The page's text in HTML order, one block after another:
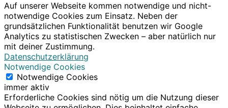
Auf unserer Webseite kommen notwendige und nicht-
notwendige Cookies zum Einsatz. Neben der
grundsätzlichen Funktionalität benutzen wir Google
Analytics zu statistischen Zwecken – aber natürlich nur
mit deiner Zustimmung.
Datenschutzerklärung
Notwendige Cookies
Notwendige Cookies
immer aktiv
Erforderliche Cookies sind nötig um die Nutzung dieser